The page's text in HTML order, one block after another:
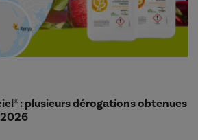
: plusieurs dérogations obtenues